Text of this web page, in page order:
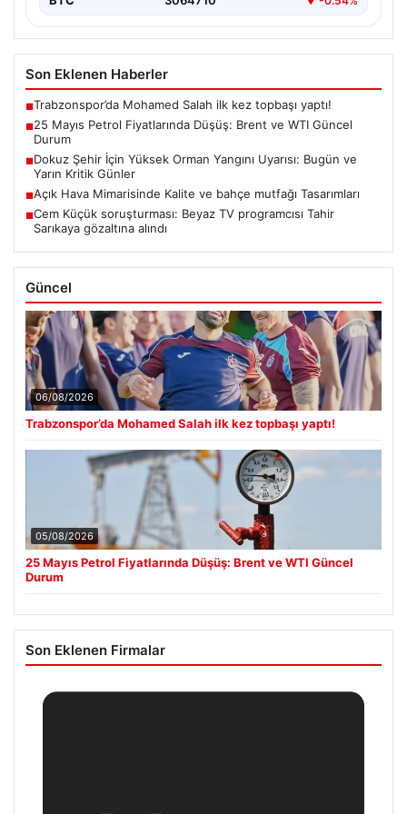
Son Eklenen Haberler
■Trabzonspor’da Mohamed Salah ilk kez topbaşı yaptı!
■25 Mayıs Petrol Fiyatlarında Düşüş: Brent ve WTI Güncel
Durum
■Dokuz Şehir İçin Yüksek Orman Yangını Uyarısı: Bugün ve
Yarın Kritik Günler
■Açık Hava Mimarisinde Kalite ve bahçe mutfağı Tasarımları
■Cem Küçük soruşturması: Beyaz TV programcısı Tahir
Sarıkaya gözaltına alındı
Güncel
06/08/2026
Trabzonspor’da Mohamed Salah ilk kez topbaşı yaptı!
05/08/2026
25 Mayıs Petrol Fiyatlarında Düşüş: Brent ve WTI Güncel
Durum
Son Eklenen Firmalar